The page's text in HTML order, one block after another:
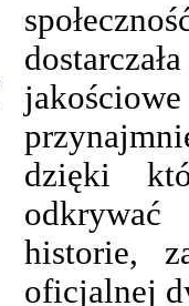
dzięki
historie,
oficjalnej